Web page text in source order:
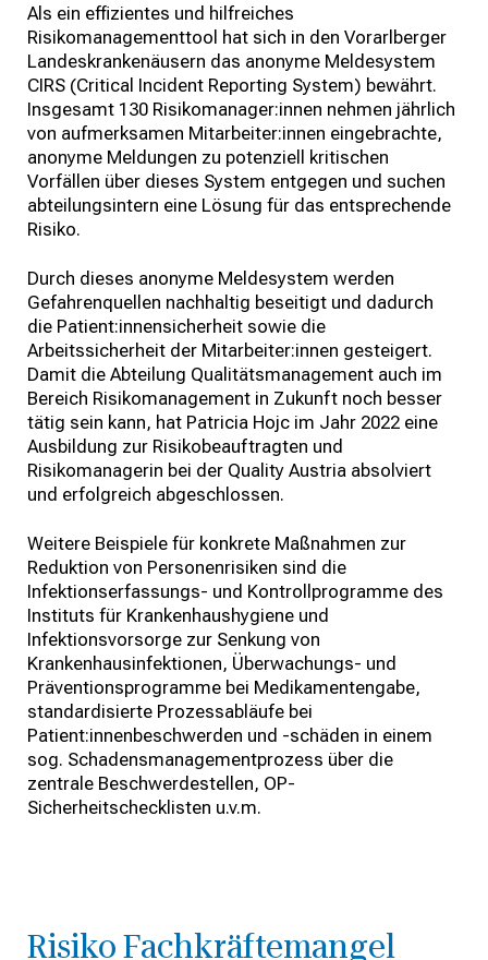
Als ein effizientes und hilfreiches
Risikomanagementtool hat sich in den Vorarlberger
Landeskrankenäusern das anonyme Meldesystem
CIRS (Critical Incident Reporting System) bewährt.
Insgesamt 130 Risikomanager:innen nehmen jährlich
von aufmerksamen Mitarbeiter:innen eingebrachte,
anonyme Meldungen zu potenziell kritischen
Vorfällen über dieses System entgegen und suchen
abteilungsintern eine Lösung für das entsprechende
Risiko.
Durch dieses anonyme Meldesystem werden
Gefahrenquellen nachhaltig beseitigt und dadurch
die Patient:innensicherheit sowie die
Arbeitssicherheit der Mitarbeiter:innen gesteigert.
Damit die Abteilung Qualitätsmanagement auch im
Bereich Risikomanagement in Zukunft noch besser
tätig sein kann, hat Patricia Hojc im Jahr 2022 eine
Ausbildung zur Risikobeauftragten und
Risikomanagerin bei der Quality Austria absolviert
und erfolgreich abgeschlossen.
Weitere Beispiele für konkrete Maßnahmen zur
Reduktion von Personenrisiken sind die
Infektionserfassungs- und Kontrollprogramme des
Instituts für Krankenhaushygiene und
Infektionsvorsorge zur Senkung von
Krankenhausinfektionen, Überwachungs- und
Präventionsprogramme bei Medikamentengabe,
standardisierte Prozessabläufe bei
Patient:innenbeschwerden und -schäden in einem
sog. Schadensmanagementprozess über die
zentrale Beschwerdestellen, OP-
Sicherheitschecklisten u.v.m.
Risiko Fachkräftemangel